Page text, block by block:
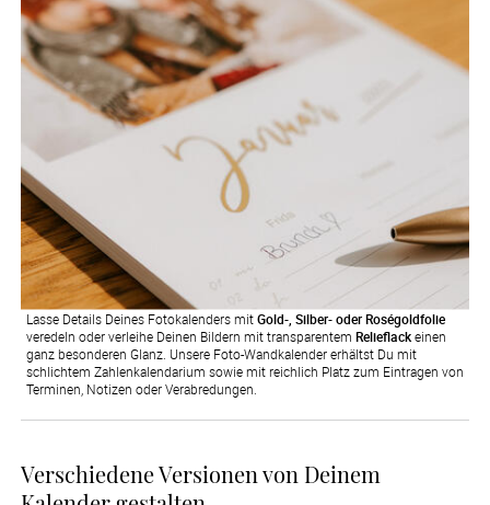
Lasse Details Deines Fotokalenders mitGold-, Silber- oder Roségoldfolie
veredeln oder verleihe Deinen Bildern mit transparentem Relieflackeinen
ganz besonderen Glanz. Unsere Foto-Wandkalender erhältst Du mit
schlichtem Zahlenkalendarium sowie mit reichlich Platz zum Eintragen von
Terminen, Notizen oder Verabredungen.
Verschiedene Versionen von Deinem